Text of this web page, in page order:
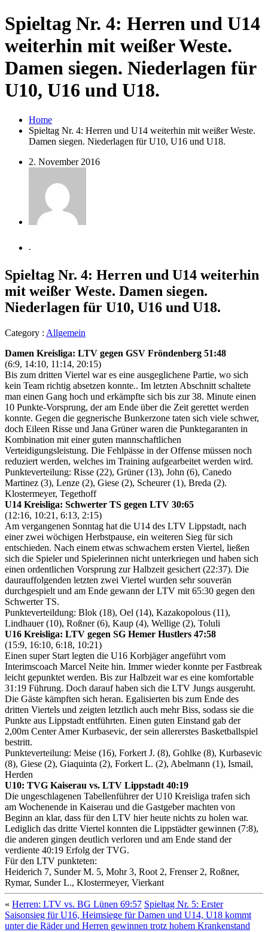
Spieltag Nr. 4: Herren und U14
weiterhin mit weißer Weste.
Damen siegen. Niederlagen für
U10, U16 und U18.
Home
Spieltag Nr. 4: Herren und U14 weiterhin mit weißer Weste.
Damen siegen. Niederlagen für U10, U16 und U18.
2. November 2016
-
Spieltag Nr. 4: Herren und U14 weiterhin
mit weißer Weste. Damen siegen.
Niederlagen für U10, U16 und U18.
Category : Allgemein
Damen Kreisliga: LTV gegen GSV Fröndenberg 51:48
(6:9, 14:10, 11:14, 20:15)
Bis zum dritten Viertel war es eine ausgeglichene Partie, wo sich
kein Team richtig absetzen konnte.. Im letzten Abschnitt schaltete
man einen Gang hoch und erkämpfte sich bis zur 38. Minute einen
10 Punkte-Vorsprung, der am Ende über die Zeit gerettet werden
konnte. Gegen die gegnerische Bunkerzone taten sich viele schwer,
doch Eileen Risse und Jana Grüner waren die Punktegaranten in
Kombination mit einer guten mannschaftlichen
Verteidigungsleistung. Die Fehlpässe in der Offense müssen noch
reduziert werden, welches im Training aufgearbeitet werden wird.
Punkteverteilung: Risse (22), Grüner (13), John (6), Canedo
Martinez (3), Lenze (2), Giese (2), Scheurer (1), Breda (2).
Klostermeyer, Tegethoff
U14 Kreisliga: Schwerter TS gegen LTV 30:65
(12:16, 10:21, 6:13, 2:15)
Am vergangenen Sonntag hat die U14 des LTV Lippstadt, nach
einer zwei wöchigen Herbstpause, ein weiteren Sieg für sich
entschieden. Nach einem etwas schwachem ersten Viertel, ließen
sich die Spieler und Spielerinnen nicht unterkriegen und haben sich
einen ordentlichen Vorsprung zur Halbzeit gesichert (22:37). Die
daurauffolgenden letzten zwei Viertel wurden sehr souverän
durchgespielt und am Ende gewann der LTV mit 65:30 gegen den
Schwerter TS.
Punkteverteildung: Blok (18), Oel (14), Kazakopolous (11),
Lindhauer (10), Roßner (6), Kaup (4), Wellige (2), Toluli
U16 Kreisliga: LTV gegen SG Hemer Hustlers 47:58
(15:9, 16:10, 6:18, 10:21)
Einen super Start legten die U16 Korbjäger angeführt vom
Interimscoach Marcel Neite hin. Immer wieder konnte per Fastbreak
leicht gepunktet werden. Bis zur Halbzeit war es eine komfortable
31:19 Führung. Doch darauf haben sich die LTV Jungs ausgeruht.
Die Gäste kämpften sich heran. Egalisierten bis zum Ende des
dritten Viertels und zeigten letztlich auch mehr Biss, sodass sie die
Punkte aus Lippstadt entführten. Einen guten Einstand gab der
2,00m Center Amer Kurbasevic, der sein allererstes Basketballspiel
bestritt.
Punkteverteilung: Meise (16), Forkert J. (8), Gohlke (8), Kurbasevic
(8), Giese (2), Giaquinta (2), Forkert L. (2), Abelmann (1), Ismail,
Herden
U10: TVG Kaiserau vs. LTV Lippstadt 40:19
Die ungeschlagenen Tabellenführer der U10 Kreisliga trafen sich
am Wochenende in Kaiserau und die Gastgeber machten von
Beginn an klar, dass für den LTV hier heute nichts zu holen war.
Lediglich das dritte Viertel konnten die Lippstädter gewinnen (7:8),
die anderen gingen deutlich verloren und am Ende stand der
verdiente 40:19 Erfolg der TVG.
Für den LTV punkteten:
Heiderich 7, Sunder M. 5, Mohr 3, Root 2, Frenser 2, Roßner,
Rymar, Sunder L., Klostermeyer, Vierkant
« Herren: LTV vs. BG Lünen 69:57 Spieltag Nr. 5: Erster
Saisonsieg für U16, Heimsiege für Damen und U14, U18 kommt
unter die Räder und Herren gewinnen trotz hohem Krankenstand